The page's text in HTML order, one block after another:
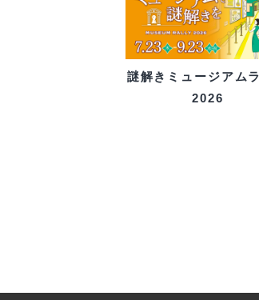
謎解きミュージアム
2026